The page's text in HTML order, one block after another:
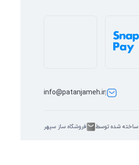
info@patanjameh.ir
ساخته شده توسط فروشگاه ساز سپهر